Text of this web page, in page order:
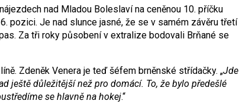
nad Mladou Boleslaví na ceněnou 10. příčku
pozici. Je nad slunce jasné, že se v samém závěru třetí
Za tři roky působení v extralize bodovali Brňané se
Zdeněk Venera je teď šéfem brněnské střídačky. „Jde
ještě důležitější než pro domácí. To, že bylo předešlé
se hlavně na hokej.“